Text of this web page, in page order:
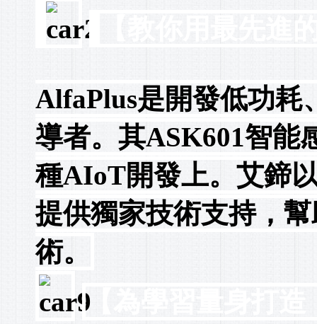
【教你用最先進
AlfaPlus是開發低功耗
導者。其ASK601智能
種AIoT開發上。艾鍗
提供獨家技術支持，
術。
【為學習量身打